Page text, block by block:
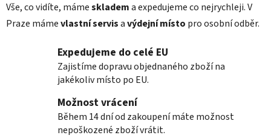
k
y
ý
p
i
s
u
Vše, co vidíte, mámeskladema expedujeme co nejrychleji. V
Praze mámevlastní servisavýdejní místo pro osobní odběr.
Expedujeme do celé EU
Zajistíme dopravu objednaného zboží na
jakékoliv místo po EU.
Možnost vrácení
Během 14 dní od zakoupení máte možnost
nepoškozené zboží vrátit.